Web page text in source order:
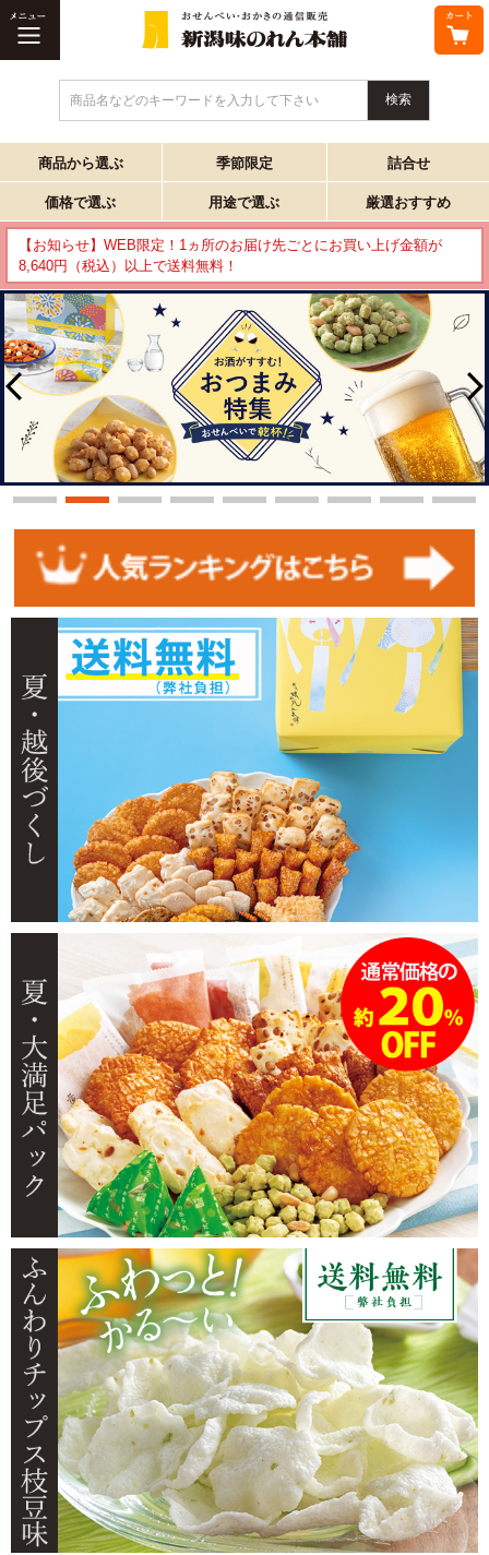
商品名などのキーワードを入力して下さい
商品から選ぶ 季節限定 詰合せ
価格で選ぶ 用途で選ぶ 厳選おすすめ
【お知らせ】WEB限定！1ヵ所のお届け先ごとにお買い上げ金額が
8,640円（税込）以上で送料無料！